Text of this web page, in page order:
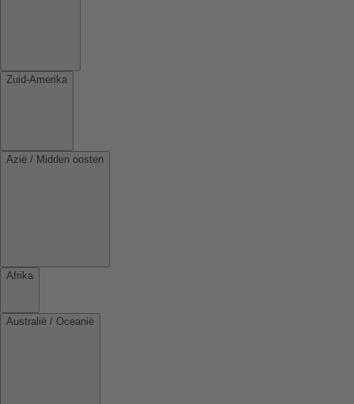
Zuid-Amerika
Azië / Midden oosten
Afrika
Australië / Oceanië